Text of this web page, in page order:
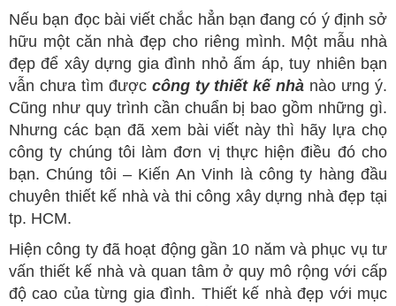
Nếu bạn đọc bài viết chắc hẳn bạn đang có ý định sở
hữu một căn nhà đẹp cho riêng mình. Một mẫu nhà
đẹp để xây dựng gia đình nhỏ ấm áp, tuy nhiên bạn
vẫn chưa tìm được công ty thiết kế nhà nào ưng ý.
Cũng như quy trình cần chuẩn bị bao gồm những gì.
Nhưng các bạn đã xem bài viết này thì hãy lựa chọ
công ty chúng tôi làm đơn vị thực hiện điều đó cho
bạn. Chúng tôi – Kiến An Vinh là công ty hàng đầu
chuyên thiết kế nhà và thi công xây dựng nhà đẹp tại
tp. HCM.
Hiện công ty đã hoạt động gần 10 năm và phục vụ tư
vấn thiết kế nhà và quan tâm ở quy mô rộng với cấp
độ cao của từng gia đình. Thiết kế nhà đẹp với mục